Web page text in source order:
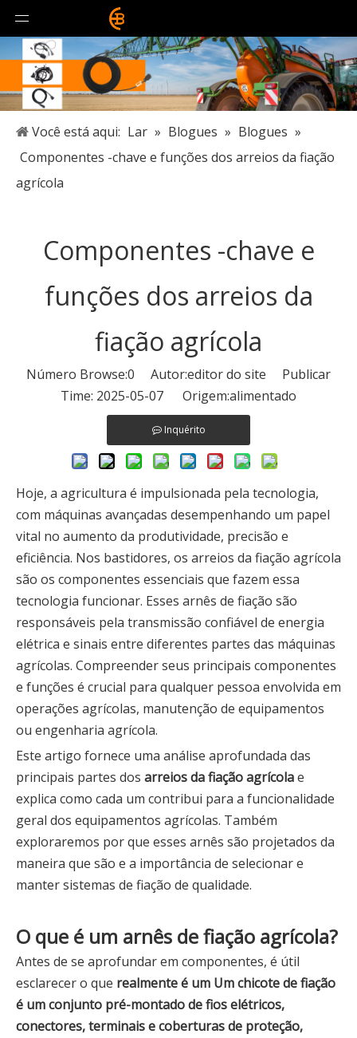
Você está aqui: Lar » Blogues » Blogues »
Componentes -chave e funções dos arreios da fiação
agrícola
Componentes -chave e
funções dos arreios da
fiação agrícola
Número Browse:0 Autor:editor do site Publicar
Time: 2025-05-07 Origem:alimentado
Inquérito
Hoje, a agricultura é impulsionada pela tecnologia,
com máquinas avançadas desempenhando um papel
vital no aumento da produtividade, precisão e
eficiência. Nos bastidores, os arreios da fiação agrícola
são os componentes essenciais que fazem essa
tecnologia funcionar. Esses arnês de fiação são
responsáveis ​​pela transmissão confiável de energia
elétrica e sinais entre diferentes partes das máquinas
agrícolas. Compreender seus principais componentes
e funções é crucial para qualquer pessoa envolvida em
operações agrícolas, manutenção de equipamentos
ou engenharia agrícola.
Este artigo fornece uma análise aprofundada das
principais partes dos arreios da fiação agrícolae
explica como cada um contribui para a funcionalidade
geral dos equipamentos agrícolas. Também
exploraremos por que esses arnês são projetados da
maneira que são e a importância de selecionar e
manter sistemas de fiação de qualidade.
O que é um arnês de fiação agrícola?
Antes de se aprofundar em componentes, é útil
esclarecer o que realmente é um Um chicote de fiação
é um conjunto pré-montado de fios elétricos,
conectores, terminais e coberturas de proteção,